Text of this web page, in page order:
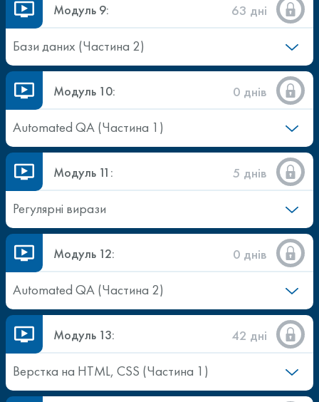
Модуль 9:
63 дні
Бази даних (Частина 2)
Модуль 10:
0 днів
Automated QA (Частина 1)
Модуль 11:
5 днів
Регулярні вирази
Модуль 12:
0 днів
Automated QA (Частина 2)
Модуль 13:
42 дні
Верстка на HTML, CSS (Частина 1)